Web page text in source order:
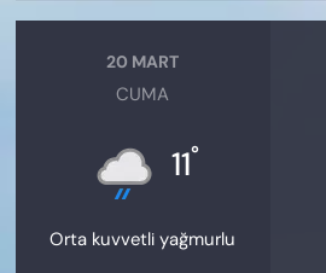
20 MART
CUMA
11°
Orta kuvvetli yağmurlu